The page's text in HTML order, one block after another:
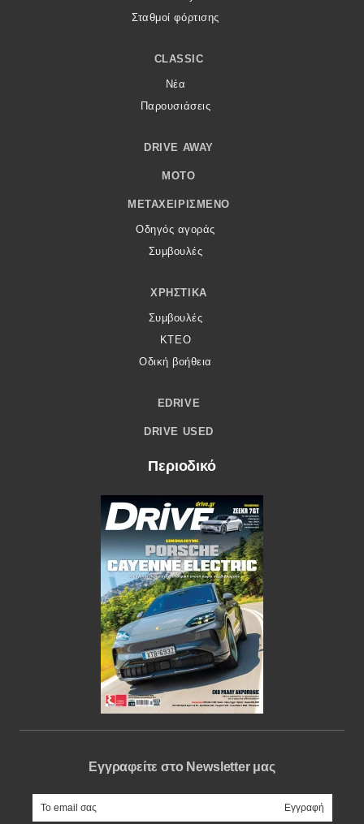
Σταθμοί φόρτισης
CLASSIC
Νέα
Παρουσιάσεις
DRIVE AWAY
MOTO
ΜΕΤΑΧΕΙΡΙΣΜΈΝΟ
Οδηγός αγοράς
Συμβουλές
ΧΡΗΣΤΙΚΆ
Συμβουλές
ΚΤΕΟ
Οδική βοήθεια
EDRIVE
DRIVE USED
Περιοδικό
Εγγραφείτε στο Newsletter μας
e-mail